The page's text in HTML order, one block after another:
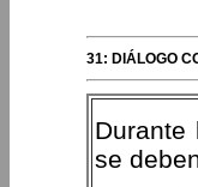
31: DIÁLOGO
Durante
se